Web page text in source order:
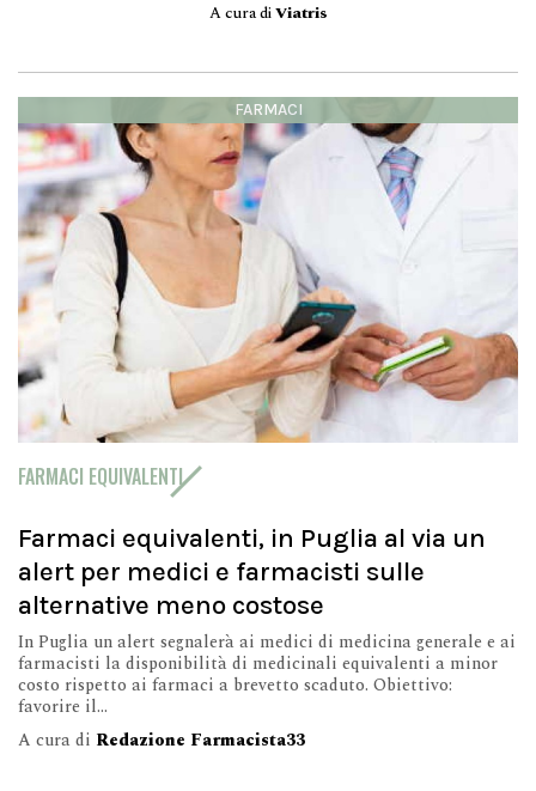
A cura diViatris
FARMACI
FARMACI EQUIVALENTI
Farmaci equivalenti, in Puglia al via un
alert per medici e farmacisti sulle
alternative meno costose
In Puglia un alert segnalerà ai medici di medicina generale e ai
farmacisti la disponibilità di medicinali equivalenti a minor
costo rispetto ai farmaci a brevetto scaduto. Obiettivo:
favorire il...
A cura di Redazione Farmacista33